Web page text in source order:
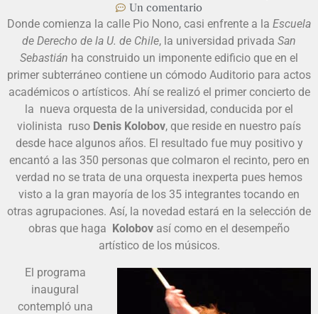
Un comentario
Donde comienza la calle Pio Nono, casi enfrente a la Escuela
de Derecho de la U. de Chile, la universidad privada San
Sebastián ha construido un imponente edificio que en el
primer subterráneo contiene un cómodo Auditorio para actos
académicos o artísticos. Ahí se realizó el primer concierto de
la nueva orquesta de la universidad, conducida por el
violinista ruso Denis Kolobov, que reside en nuestro país
desde hace algunos años. El resultado fue muy positivo y
encantó a las 350 personas que colmaron el recinto, pero en
verdad no se trata de una orquesta inexperta pues hemos
visto a la gran mayoría de los 35 integrantes tocando en
otras agrupaciones. Así, la novedad estará en la selección de
obras que haga Kolobov así como en el desempeño
artístico de los músicos.
El programa
inaugural
contempló una